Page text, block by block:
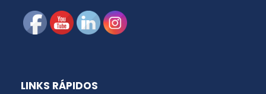
LINKS RÁPIDOS